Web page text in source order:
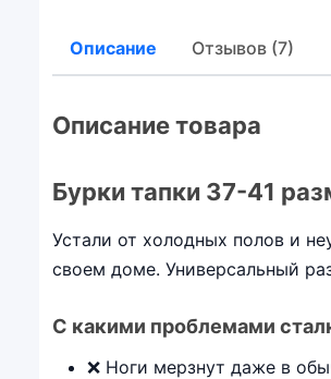
Описание Отзывов (7)
Описание товара
Бурки тапки 37-41
Устали от холодных полов и
своем доме. Универсальный
С какими проблемами
❌ Ноги мерзнут даже в